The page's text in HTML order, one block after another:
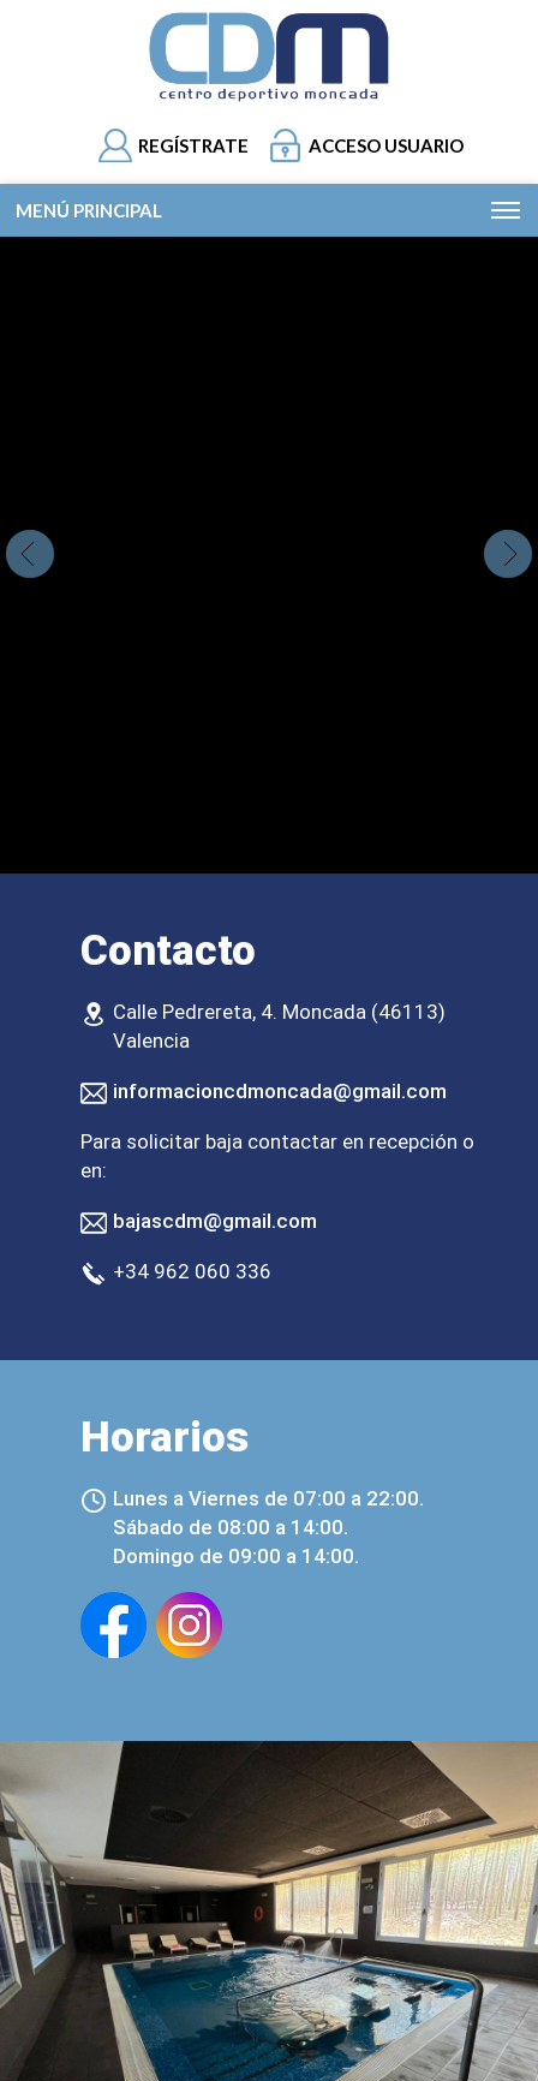
REGÍSTRATE ACCESO USUARIO
MENÚ PRINCIPAL
Contacto
Calle Pedrereta, 4. Moncada (46113)
Valencia
informacioncdmoncada@gmail.com
Para solicitar baja contactar en recepción o
en:
bajascdm@gmail.com
+34 962 060 336
Horarios
Lunes a Viernes de 07:00 a 22:00.
Sábado de 08:00 a 14:00.
Domingo de 09:00 a 14:00.